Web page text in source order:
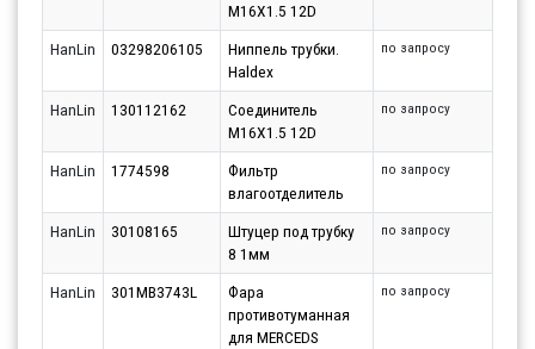
M16X1.5 12D
HanLin 03298206105
Ниппель трубки.
Haldex
по запросу
HanLin 130112162
Соединитель
M16X1.5 12D
по запросу
HanLin 1774598
Фильтр
влагоотделитель
по запросу
HanLin 30108165
Штуцер под трубку
8 1мм
по запросу
HanLin 301MB3743L
Фара
противотуманная
для MERCEDS
по запросу